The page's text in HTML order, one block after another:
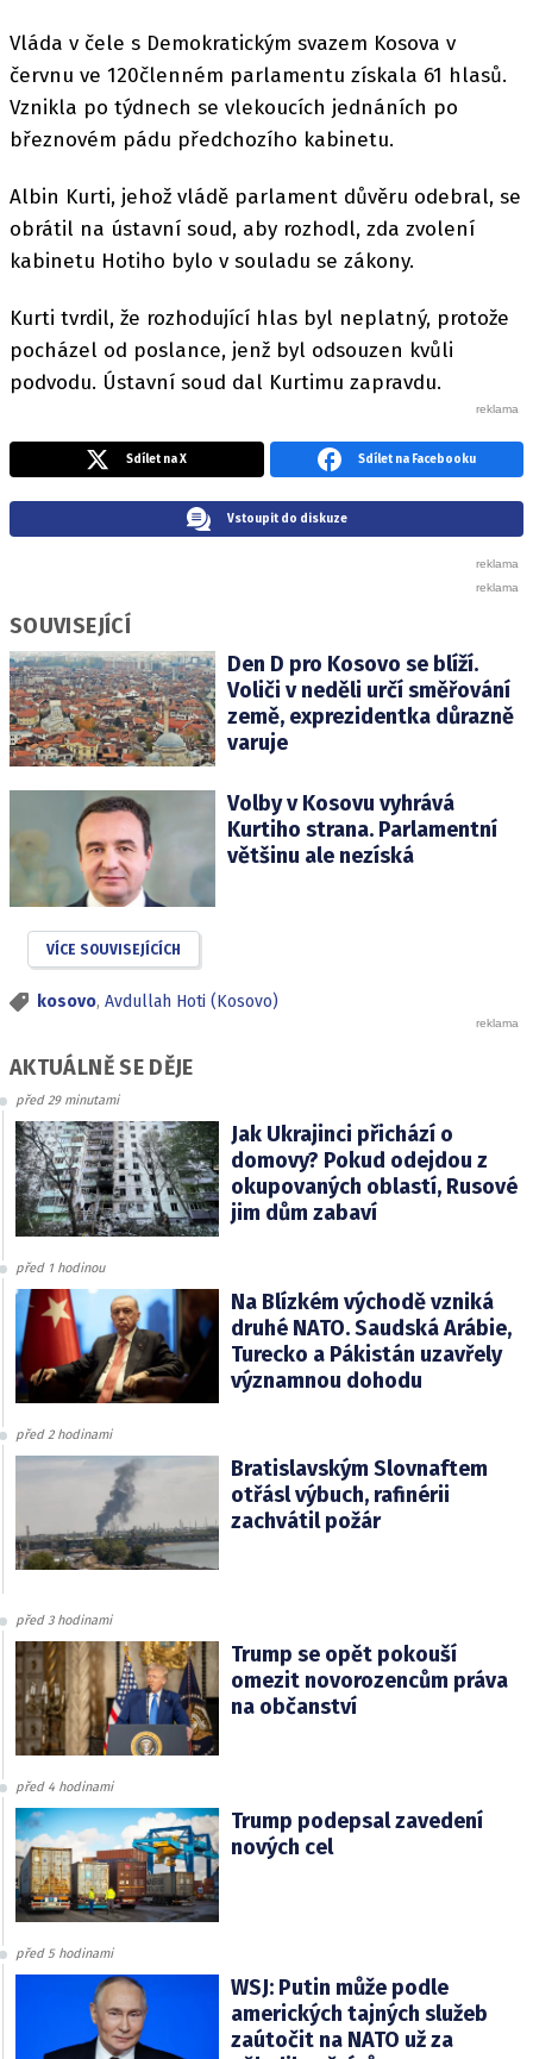
Vláda v čele s Demokratickým svazem Kosova v
červnu ve 120členném parlamentu získala 61 hlasů.
Vznikla po týdnech se vlekoucích jednáních po
březnovém pádu předchozího kabinetu.
Albin Kurti, jehož vládě parlament důvěru odebral, se
obrátil na ústavní soud, aby rozhodl, zda zvolení
kabinetu Hotiho bylo v souladu se zákony.
Kurti tvrdil, že rozhodující hlas byl neplatný, protože
pocházel od poslance, jenž byl odsouzen kvůli
podvodu. Ústavní soud dal Kurtimu zapravdu.
Sdílet na X Sdílet na Facebooku
Vstoupit do diskuze
SOUVISEJÍCÍ
Den D pro Kosovo se blíží.
Voliči v neděli určí směřování
země, exprezidentka důrazně
varuje
Volby v Kosovu vyhrává
Kurtiho strana. Parlamentní
většinu ale nezíská
VÍCE SOUVISEJÍCÍCH
kosovo, Avdullah Hoti (Kosovo)
AKTUÁLNĚ SE DĚJE
před 29 minutami
Jak Ukrajinci přichází o
domovy? Pokud odejdou z
okupovaných oblastí, Rusové
jim dům zabaví
před 1 hodinou
Na Blízkém východě vzniká
druhé NATO. Saudská Arábie,
Turecko a Pákistán uzavřely
významnou dohodu
před 2 hodinami
Bratislavským Slovnaftem
otřásl výbuch, rafinérii
zachvátil požár
před 3 hodinami
Trump se opět pokouší
omezit novorozencům práva
na občanství
před 4 hodinami
Trump podepsal zavedení
nových cel
před 5 hodinami
WSJ: Putin může podle
amerických tajných služeb
zaútočit na NATO už za